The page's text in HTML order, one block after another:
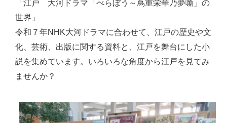
「江戸 大河ドラマ「べらぼう～蔦重栄華乃夢噺」の
世界」
令和７年NHK大河ドラマに合わせて、江戸の歴史や文
化、芸術、出版に関する資料と、江戸を舞台にした小
説を集めています。いろいろな角度から江戸を見てみ
ませんか？